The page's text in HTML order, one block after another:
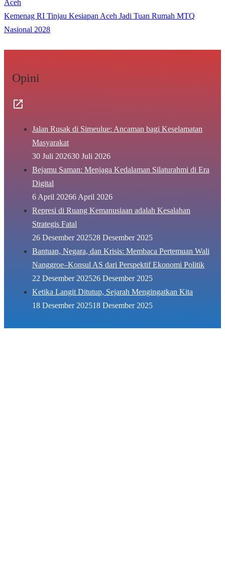
Aceh
Kemenag RI Tinjau Kesiapan Aceh Jadi Tuan Rumah MTQ
Nasional 2028
Opini
Jalan Rusak di Simeulue: Ancaman bagi Keselamatan
Masyarakat
30 Juli 202630 Juli 2026
Bejamu Saman: Menjaga Kedalaman Silaturahmi di Era
Digital
6 April 20266 April 2026
Represi di Ruang Kemanusiaan adalah Kesalahan
Strategis Fatal
26 Desember 202528 Desember 2025
Bantuan, Negara, dan Krisis: Membaca Pertemuan Wali
Nanggroe–Konsul AS dari Perspektif Ekonomi Politik
22 Desember 202526 Desember 2025
Ketika Langit Ditutup, Sejarah Mengingatkan Kita
18 Desember 202518 Desember 2025